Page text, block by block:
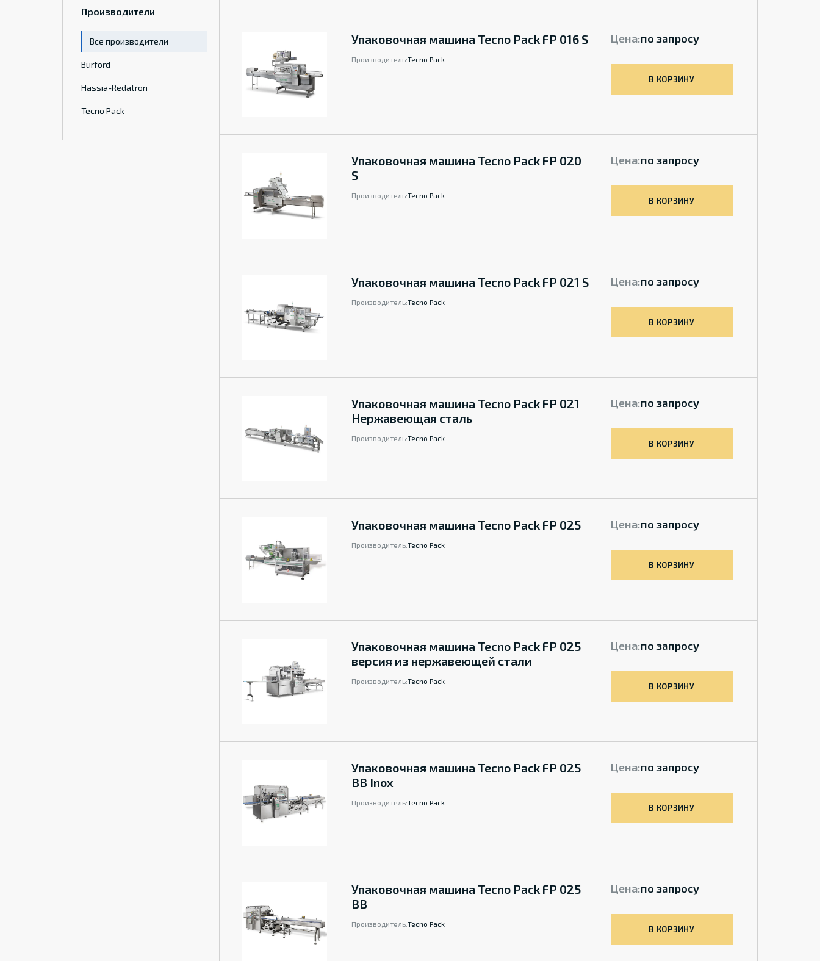
Производители
Все производители
Burford
Hassia-Redatron
Tecno Pack
Упаковочная машина Tecno Pack FP 016 S
Производитель:Tecno Pack
Цена:по запросу
В КОРЗИНУ
Упаковочная машина Tecno Pack FP 020
S
Производитель:Tecno Pack
Цена:по запросу
В КОРЗИНУ
Упаковочная машина Tecno Pack FP 021 S
Производитель:Tecno Pack
Цена:по запросу
В КОРЗИНУ
Упаковочная машина Tecno Pack FP 021
Нержавеющая сталь
Производитель:Tecno Pack
Цена:по запросу
В КОРЗИНУ
Упаковочная машина Tecno Pack FP 025
Производитель:Tecno Pack
Цена:по запросу
В КОРЗИНУ
Упаковочная машина Tecno Pack FP 025
версия из нержавеющей стали
Производитель:Tecno Pack
Цена:по запросу
В КОРЗИНУ
Упаковочная машина Tecno Pack FP 025
BB Inox
Производитель:Tecno Pack
Цена:по запросу
В КОРЗИНУ
Упаковочная машина Tecno Pack FP 025
BB
Производитель:Tecno Pack
Цена:по запросу
В КОРЗИНУ